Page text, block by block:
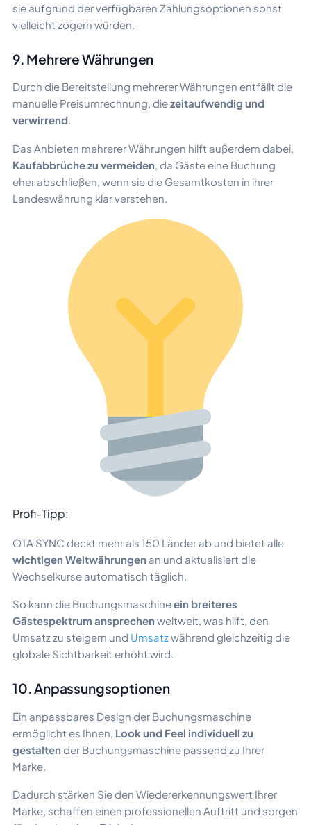
sie aufgrund der verfügbaren Zahlungsoptionen sonst
vielleicht zögern würden.
9. Mehrere Währungen
Durch die Bereitstellung mehrerer Währungen entfällt die
manuelle Preisumrechnung, diezeitaufwendig und
verwirrend.
Das Anbieten mehrerer Währungen hilft außerdem dabei,
Kaufabbrüche zu vermeiden , da Gäste eine Buchung
eher abschließen, wenn sie die Gesamtkosten in ihrer
Landeswährung klar verstehen.
Profi-Tipp:
OTA SYNC deckt mehr als 150 Länder ab und bietet alle
wichtigen Weltwährungen an und aktualisiert die
Wechselkurse automatisch täglich.
So kann die Buchungsmaschineein breiteres
Gästespektrum ansprechen weltweit, was hilft, den
Umsatz zu steigern und Umsatzwährend gleichzeitig die
globale Sichtbarkeit erhöht wird.
10. Anpassungsoptionen
Ein anpassbares Design der Buchungsmaschine
ermöglicht es Ihnen, Look und Feel individuell zu
gestalten der Buchungsmaschine passend zu Ihrer
Marke.
Dadurch stärken Sie den Wiedererkennungswert Ihrer
Marke, schaffen einen professionellen Auftritt und sorgen